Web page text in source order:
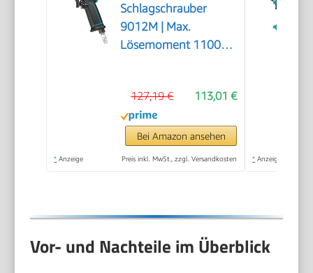
Schlagschrauber
9012M | Max.
Lösemoment 1100
vibrationsarm -
Werkzeug zum
Anziehen und Lösen
von Schrauben
113,01 €
127,19 €
Bei Amazon ansehen
* Anzeige Preis inkl. MwSt., zzgl. Versandkosten * Anzeige
Vor- und Nachteile im Überblick